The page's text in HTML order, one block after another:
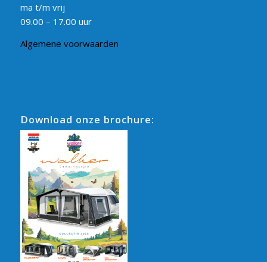
ma t/m vrij
09.00 – 17.00 uur
Algemene voorwaarden
Download onze brochure: